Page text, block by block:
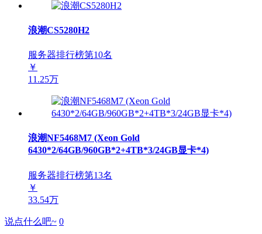
浪潮CS5280H2
服务器排行榜第10名
￥
11.25万
浪潮NF5468M7 (Xeon Gold
6430*2/64GB/960GB*2+4TB*3/24GB显卡*4)
服务器排行榜第13名
￥
33.54万
说点什么吧~ 0